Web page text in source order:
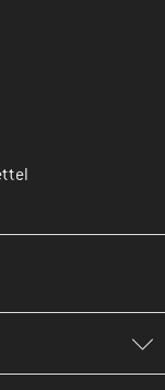
im nächsten